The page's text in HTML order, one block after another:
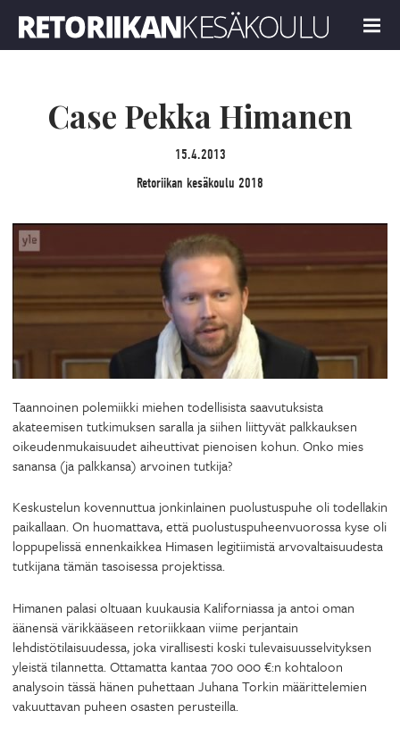
MENU
Case Pekka Himanen
15.4.2013
Retoriikan kesäkoulu 2018
Taannoinen polemiikki miehen todellisista saavutuksista
akateemisen tutkimuksen saralla ja siihen liittyvät palkkauksen
oikeudenmukaisuudet aiheuttivat pienoisen kohun. Onko mies
sanansa (ja palkkansa) arvoinen tutkija?
Keskustelun kovennuttua jonkinlainen puolustuspuhe oli todellakin
paikallaan. On huomattava, että puolustuspuheenvuorossa kyse oli
loppupelissä ennenkaikkea Himasen legitiimistä arvovaltaisuudesta
tutkijana tämän tasoisessa projektissa.
Himanen palasi oltuaan kuukausia Kaliforniassa ja antoi oman
äänensä värikkääseen retoriikkaan viime perjantain
lehdistötilaisuudessa, joka virallisesti koski tulevaisuusselvityksen
yleistä tilannetta. Ottamatta kantaa 700 000 €:n kohtaloon
analysoin tässä hänen puhettaan Juhana Torkin määrittelemien
vakuuttavan puheen osasten perusteilla.